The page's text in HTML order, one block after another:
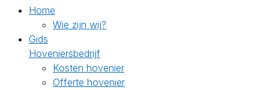
Home
Wie zijn wij?
Gids
Hoveniersbedrijf
Kosten hovenier
Offerte hovenier